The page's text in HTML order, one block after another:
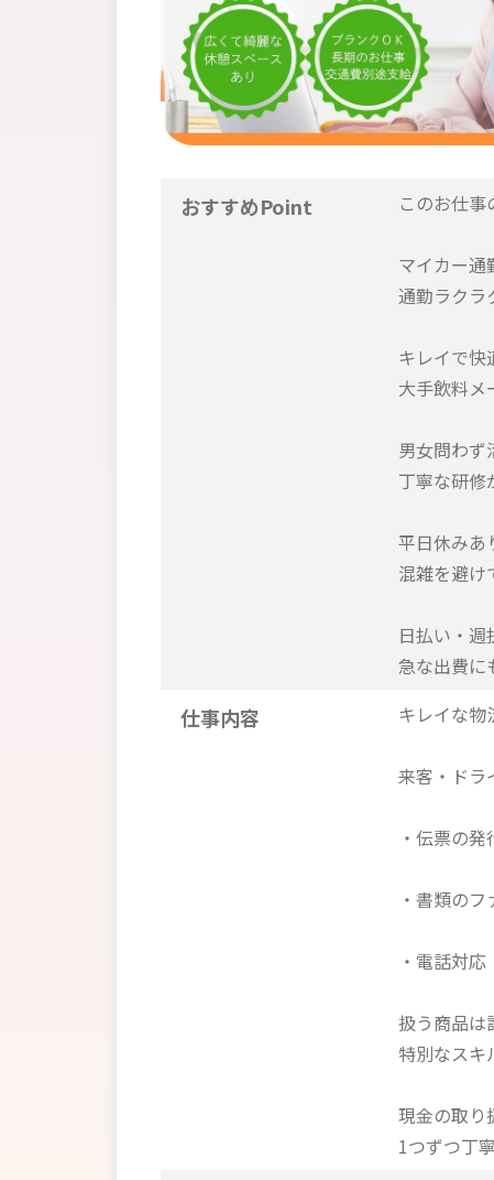
おすすめPoint このお仕事
マイカー通
通勤ラクラ
キレイで快
大手飲料メ
男女問わず
丁寧な研修
平日休みあ
混雑を避け
日払い・週
急な出費に
仕事内容 キレイな
来客・ドラ
・伝票の発
・書類の
・電話対応
扱う商品は
特別なスキ
現金の取り
1つずつ丁